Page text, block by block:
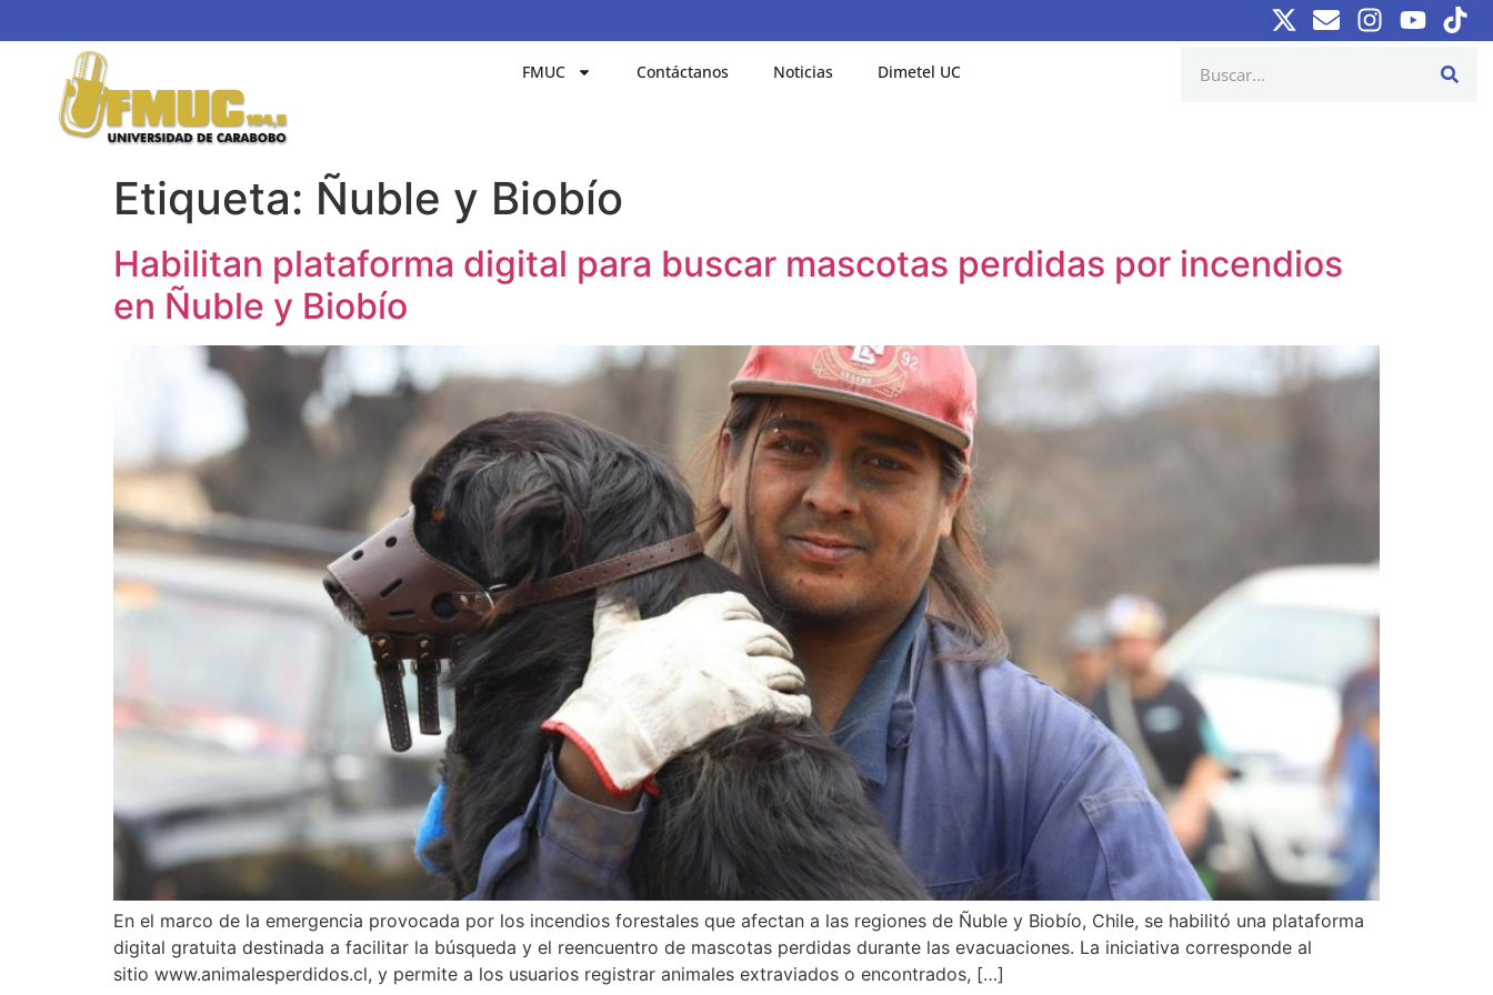
FMUC Contáctanos Noticias Dimetel UC
Etiqueta: Ñuble y Biobío
Habilitan plataforma digital para buscar mascotas perdidas por incendios
en Ñuble y Biobío
En el marco de la emergencia provocada por los incendios forestales que afectan a las regiones de Ñuble y Biobío, Chile, se habilitó una plataforma
digital gratuita destinada a facilitar la búsqueda y el reencuentro de mascotas perdidas durante las evacuaciones. La iniciativa corresponde al
sitio www.animalesperdidos.cl, y permite a los usuarios registrar animales extraviados o encontrados, […]